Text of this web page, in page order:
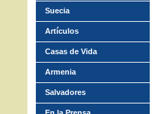
Suecia
Artículos
Casas de Vida
Armenia
Salvadores